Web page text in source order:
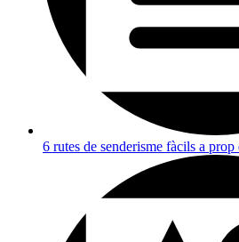
6 rutes de senderisme fàcils a prop